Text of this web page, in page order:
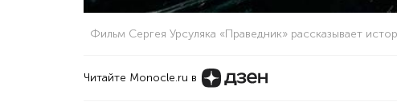
Фильм Сергея Урсуляка «Праведник» рассказывает
Читайте Monocle.ru в